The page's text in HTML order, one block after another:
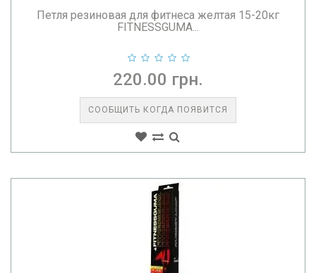
Петля резиновая для фитнеса желтая 15-20кг
FITNESSGUMA...
220.00 грн.
СООБЩИТЬ КОГДА ПОЯВИТСЯ